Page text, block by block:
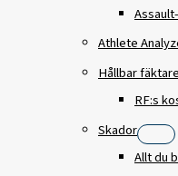
Athlete
Hållbar
RF:s
Skador
Allt du